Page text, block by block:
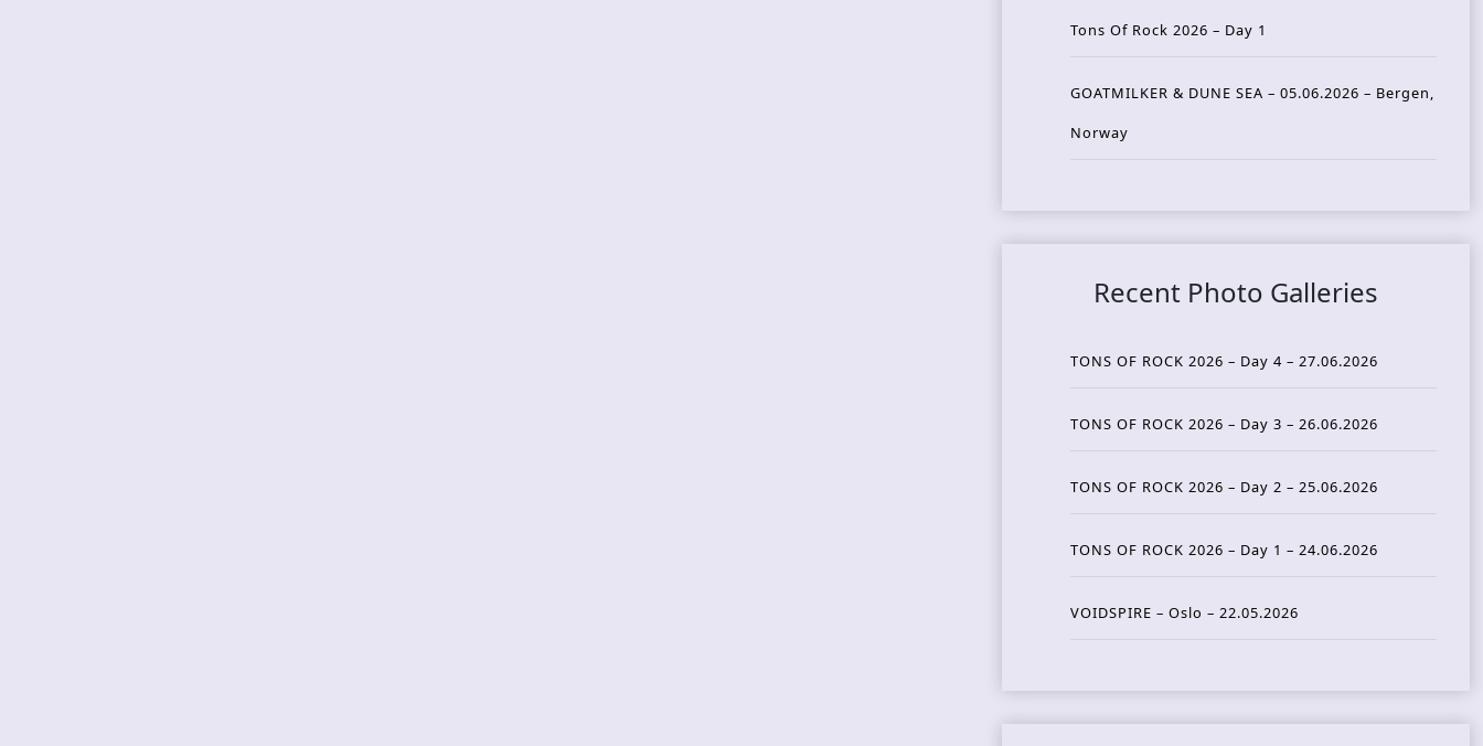
Tons Of Rock 2026 – Day 1
GOATMILKER & DUNE SEA – 05.06.2026 – Bergen,
Norway
Recent Photo Galleries
TONS OF ROCK 2026 – Day 4 – 27.06.2026
TONS OF ROCK 2026 – Day 3 – 26.06.2026
TONS OF ROCK 2026 – Day 2 – 25.06.2026
TONS OF ROCK 2026 – Day 1 – 24.06.2026
VOIDSPIRE – Oslo – 22.05.2026